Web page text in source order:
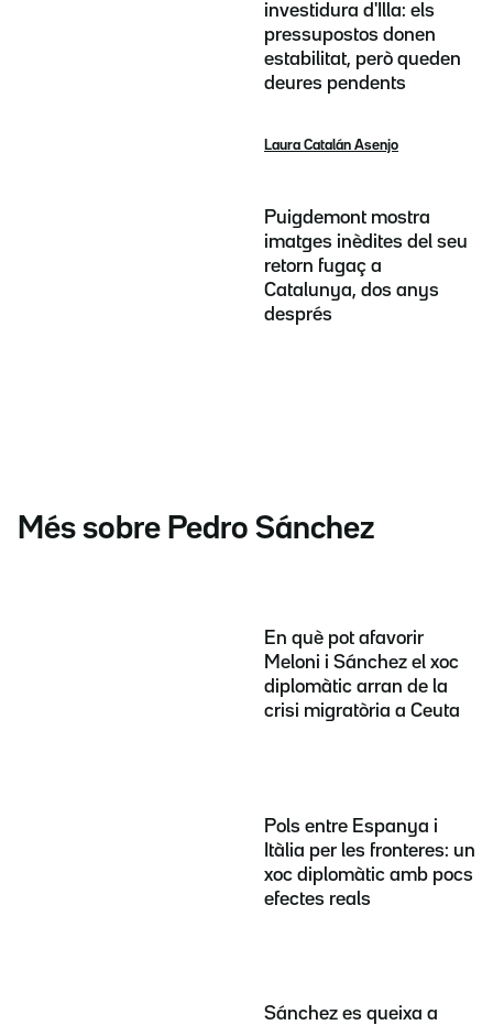
investidura d'Illa: els
pressupostos donen
estabilitat, però queden
deures pendents
Laura Catalán Asenjo
Puigdemont mostra
imatges inèdites del seu
retorn fugaç a
Catalunya, dos anys
després
Més sobre Pedro Sánchez
En què pot afavorir
Meloni i Sánchez el xoc
diplomàtic arran de la
crisi migratòria a Ceuta
Pols entre Espanya i
Itàlia per les fronteres: un
xoc diplomàtic amb pocs
efectes reals
Sánchez es queixa a